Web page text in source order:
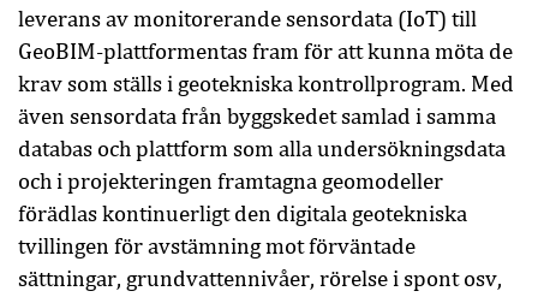
leverans av monitorerande sensordata (IoT) till
GeoBIM-plattformentas fram för att kunna möta de
krav som ställs i geotekniska kontrollprogram. Med
även sensordata från byggskedet samlad i samma
databas och plattform som alla undersökningsdata
och i projekteringen framtagna geomodeller
förädlas kontinuerligt den digitala geotekniska
tvillingen för avstämning mot förväntade
sättningar, grundvattennivåer, rörelse i spont osv,